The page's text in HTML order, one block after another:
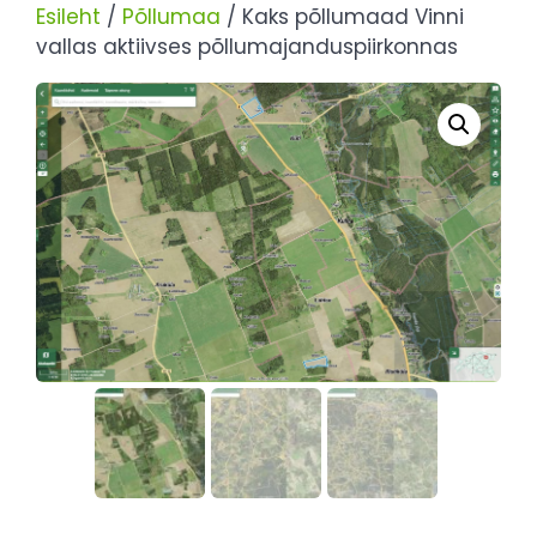
Esileht / Põllumaa / Kaks põllumaad Vinni
vallas aktiivses põllumajanduspiirkonnas